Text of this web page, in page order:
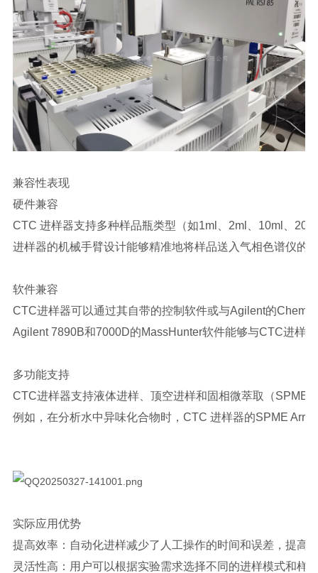
兼容性表现
硬件兼容
CTC 进样器支持多种样品瓶类型（如1ml、2ml、10ml、
进样器的机械手臂设计能够精准地将样品送入气相色谱仪的
软件兼容
CTC进样器可以通过其自带的控制软件或与Agilent的
Agilent 7890B和7000D的MassHunter软件能够与CTC进样
多功能支持
CTC进样器支持液体进样、顶空进样和固相微萃取（SPME
例如，在分析水中异味化合物时，CTC 进样器的SPME
实际应用优势
提高效率：自动化进样减少了人工操作的时间和误差，提高
灵活性高：用户可以根据实验需求选择不同的进样模式和样